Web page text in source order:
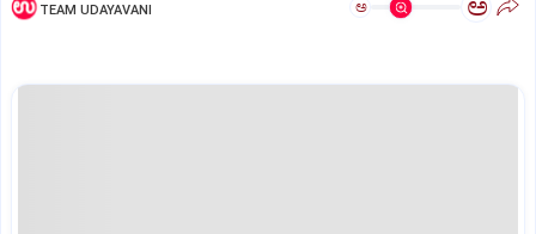
TEAM UDAYAVANI ಅ ಅ